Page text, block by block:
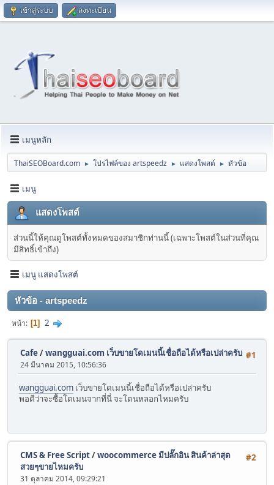
เข้าสู่ระบบ ลงทะเบียน
เมนูหลัก
ThaiSEOBoard.com ► โปรไฟล์ของ artspeedz ► แสดงโพสต์ ► หัวข้อ
เมนู
แสดงโพสต์
ส่วนนี้ให้คุณดูโพสต์ทั้งหมดของสมาชิกท่านนี้ (เฉพาะโพสต์ในส่วนที่คุณ
มีสิทธิ์เข้าถึง)
เมนู แสดงโพสต์
หัวข้อ - artspeedz
หน้า 1 2
#1
Cafe/wangguai.com เว็บขายโดเมนนี้เชื่อถือได้หรือเปล่าครับ
24 มีนาคม 2015, 10:56:36
wangguai.com เว็บขายโดเมนนี้เชื่อถือได้หรือเปล่าครับ
พอดีว่าจะซื้อโดเมนจากที่นี่ จะโดนหลอกไหมครับ
#2
CMS & Free Script/woocommerce มีปลั๊กอิน สินค้าล่าสุด
สวยๆขายไหมครับ
31 ตุลาคม 2014, 09:29:21